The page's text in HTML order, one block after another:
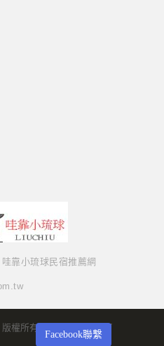
Facebook聯繫
哇靠小琉球民宿推薦網
權所有 Copyright © 2017